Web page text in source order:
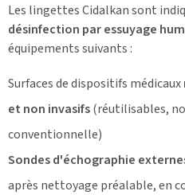
Les lingettes Cidalkan sont
désinfection par essuyage
équipements suivants :
Surfaces de dispositifs médicaux
et non invasifs(réutilisables,
conventionnelle)
Sondes d'échographie
après nettoyage préalable, en